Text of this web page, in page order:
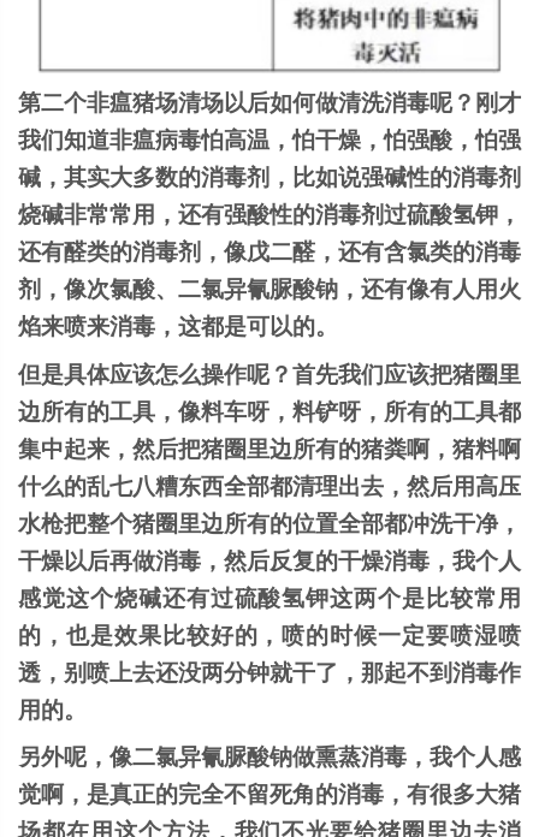
第二个非瘟猪场清场以后如何做清洗消毒呢？刚才
我们知道非瘟病毒怕高温，怕干燥，怕强酸，怕强
碱，其实大多数的消毒剂，比如说强碱性的消毒剂
烧碱非常常用，还有强酸性的消毒剂过硫酸氢钾，
还有醛类的消毒剂，像戊二醛，还有含氯类的消毒
剂，像次氯酸、二氯异氰脲酸钠，还有像有人用火
焰来喷来消毒，这都是可以的。
但是具体应该怎么操作呢？首先我们应该把猪圈里
边所有的工具，像料车呀，料铲呀，所有的工具都
集中起来，然后把猪圈里边所有的猪粪啊，猪料啊
什么的乱七八糟东西全部都清理出去，然后用高压
水枪把整个猪圈里边所有的位置全部都冲洗干净，
干燥以后再做消毒，然后反复的干燥消毒，我个人
感觉这个烧碱还有过硫酸氢钾这两个是比较常用
的，也是效果比较好的，喷的时候一定要喷湿喷
透，别喷上去还没两分钟就干了，那起不到消毒作
用的。
另外呢，像二氯异氰脲酸钠做熏蒸消毒，我个人感
觉啊，是真正的完全不留死角的消毒，有很多大猪